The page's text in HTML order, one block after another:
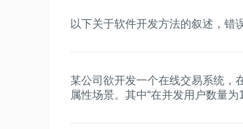
以下关于软件开发方法的叙述，错
某公司欲开发一个在线交易系统，
属性场景。其中“在并发用户数量